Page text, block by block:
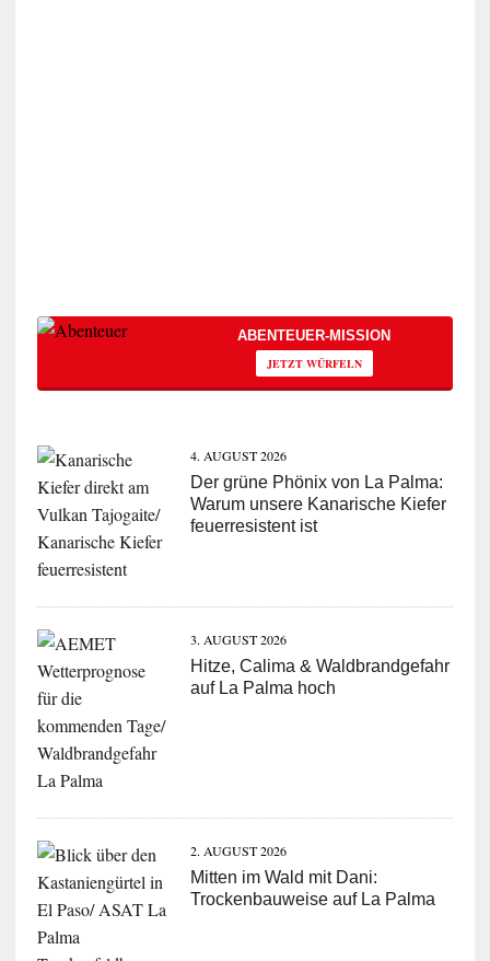
ABENTEUER-MISSION
JETZT WÜRFELN
4. AUGUST 2026
Der grüne Phönix von La Palma:
Warum unsere Kanarische Kiefer
feuerresistent ist
3. AUGUST 2026
Hitze, Calima & Waldbrandgefahr
auf La Palma hoch
2. AUGUST 2026
Mitten im Wald mit Dani:
Trockenbauweise auf La Palma